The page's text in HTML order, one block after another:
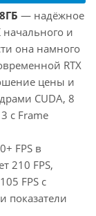
— надёжное
и
она намного
RTX
цены и
CUDA, 8
с Frame
FPS в
210 FPS,
FPS с
показатели